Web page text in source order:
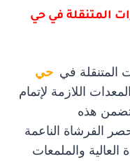
المتنقلة في حي
في حي
اللازمة لإتمام
هذه
الفرشاة الناعمة
والملمعات